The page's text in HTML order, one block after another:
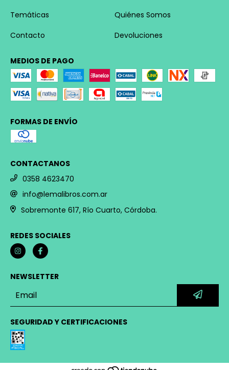
Temáticas
Quiénes Somos
Contacto
Devoluciones
MEDIOS DE PAGO
FORMAS DE ENVÍO
CONTACTANOS
0358 4623470
info@lemalibros.com.ar
Sobremonte 617, Río Cuarto, Córdoba.
REDES SOCIALES
NEWSLETTER
SEGURIDAD Y CERTIFICACIONES